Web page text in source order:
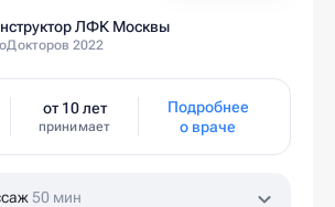
ЛФК Москвы
2022
от 10 лет
принимает
Подробнее
о враче
50 мин